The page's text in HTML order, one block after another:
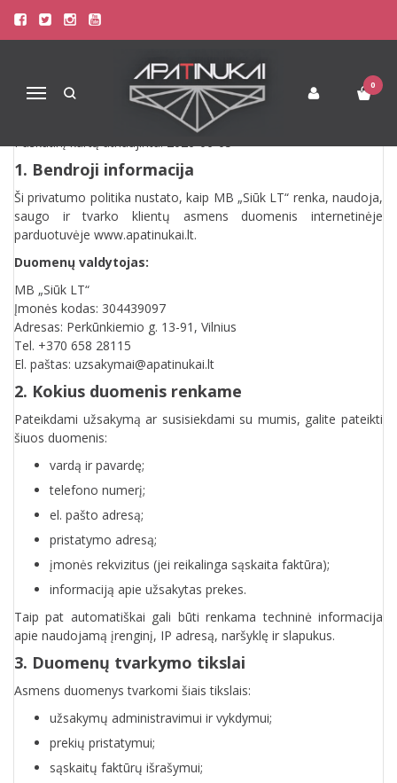
Navigacija
0
PRIVATUMO POLITIKA
Privatumo politika
PRIVATUMO POLITIKA
Paskutinį kartą atnaujinta: 2026-06-05
1. Bendroji informacija
Ši privatumo politika nustato, kaip MB „Siūk LT“ renka, naudoja,
saugo ir tvarko klientų asmens duomenis internetinėje
parduotuvėje www.apatinukai.lt.
Duomenų valdytojas:
MB „Siūk LT“
Įmonės kodas: 304439097
Adresas: Perkūnkiemio g. 13-91, Vilnius
Tel. +370 658 28115
El. paštas: uzsakymai@apatinukai.lt
2. Kokius duomenis renkame
Pateikdami užsakymą ar susisiekdami su mumis, galite pateikti
šiuos duomenis:
vardą ir pavardę;
telefono numerį;
el. pašto adresą;
pristatymo adresą;
įmonės rekvizitus (jei reikalinga sąskaita faktūra);
informaciją apie užsakytas prekes.
Taip pat automatiškai gali būti renkama techninė informacija
apie naudojamą įrenginį, IP adresą, naršyklę ir slapukus.
3. Duomenų tvarkymo tikslai
Asmens duomenys tvarkomi šiais tikslais:
užsakymų administravimui ir vykdymui;
prekių pristatymui;
sąskaitų faktūrų išrašymui;